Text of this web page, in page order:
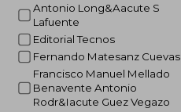
Antonio Long&Aacute S
Lafuente
Editorial Tecnos
Fernando Matesanz Cuevas
Francisco Manuel Mellado
Benavente Antonio
Rodr&Iacute Guez Vegazo